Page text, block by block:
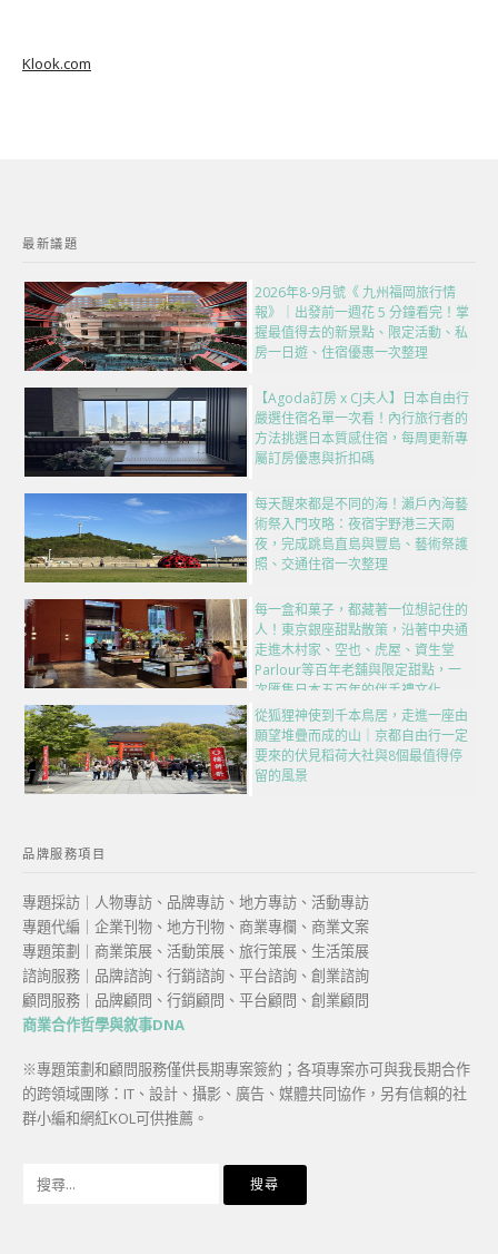
Klook.com
最新議題
2026年8-9月號《 九州福岡旅行情
報》｜出發前一週花 5 分鐘看完！掌
握最值得去的新景點、限定活動、私
房一日遊、住宿優惠一次整理
【Agoda訂房 x CJ夫人】日本自由行
嚴選住宿名單一次看！內行旅行者的
方法挑選日本質感住宿，每周更新專
屬訂房優惠與折扣碼
每天醒來都是不同的海！瀨戶內海藝
術祭入門攻略：夜宿宇野港三天兩
夜，完成跳島直島與豐島、藝術祭護
照、交通住宿一次整理
每一盒和菓子，都藏著一位想記住的
人！東京銀座甜點散策，沿著中央通
走進木村家、空也、虎屋、資生堂
Parlour等百年老舖與限定甜點，一
次匯集日本五百年的伴手禮文化
從狐狸神使到千本鳥居，走進一座由
願望堆疊而成的山｜京都自由行一定
要來的伏見稻荷大社與8個最值得停
留的風景
品牌服務項目
專題採訪｜人物專訪、品牌專訪、地方專訪、活動專訪
專題代編｜企業刊物、地方刊物、商業專欄、商業文案
專題策劃｜商業策展、活動策展、旅行策展、生活策展
諮詢服務｜品牌諮詢、行銷諮詢、平台諮詢、創業諮詢
顧問服務｜品牌顧問、行銷顧問、平台顧問、創業顧問
商業合作哲學與敘事DNA
※專題策劃和顧問服務僅供長期專案簽約；各項專案亦可與我長期合作
的跨領域團隊：IT、設計、攝影、廣告、媒體共同協作，另有信賴的社
群小編和網紅KOL可供推薦。